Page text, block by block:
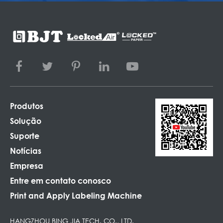
Produtos
Solução
Suporte
Notícias
Empresa
Entre em contato conosco
Print and Apply Labeling Machine
HANGZHOU BING JIA TECH. CO., LTD.